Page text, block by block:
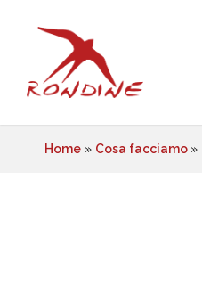
Home » Cosa facciamo »